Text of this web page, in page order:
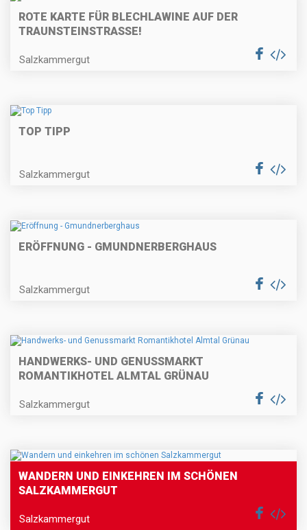
ROTE KARTE FÜR BLECHLAWINE AUF DER
TRAUNSTEINSTRASSE!
Salzkammergut
TOP TIPP
Salzkammergut
ERÖFFNUNG - GMUNDNERBERGHAUS
Salzkammergut
HANDWERKS- UND GENUSSMARKT
ROMANTIKHOTEL ALMTAL GRÜNAU
Salzkammergut
WANDERN UND EINKEHREN IM SCHÖNEN
SALZKAMMERGUT
Salzkammergut